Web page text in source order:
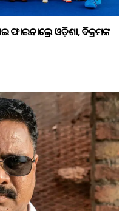
ଫାଇନାଲ୍ରେ ଓଡ଼ିଶା, ବିକ୍ରମଙ୍କ